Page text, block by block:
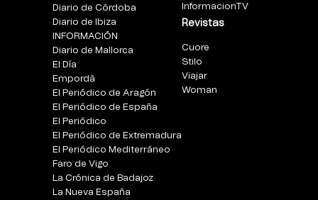
Diario de Córdoba
Diario de Ibiza
INFORMACIÓN
Diario de Mallorca
El Día
Empordà
El Periódico de Aragón
El Periódico de España
El Periódico
El Periódico de Extremadura
El Periódico Mediterráneo
Faro de Vigo
La Crónica de Badajoz
La Nueva España
InformacionTV
Revistas
Cuore
Stilo
Viajar
Woman